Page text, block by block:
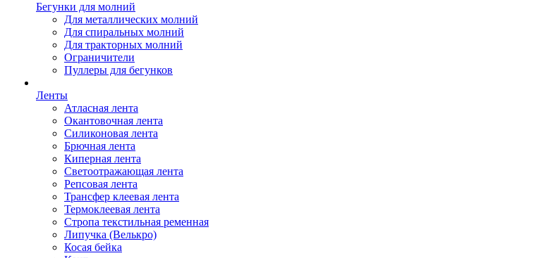
Бегунки для молний
Для металлических молний
Для спиральных молний
Для тракторных молний
Ограничители
Пуллеры для бегунков
Ленты
Атласная лента
Окантовочная лента
Силиконовая лента
Брючная лента
Киперная лента
Светоотражающая лента
Репсовая лента
Трансфер клеевая лента
Термоклеевая лента
Стропа текстильная ременная
Липучка (Велькро)
Косая бейка